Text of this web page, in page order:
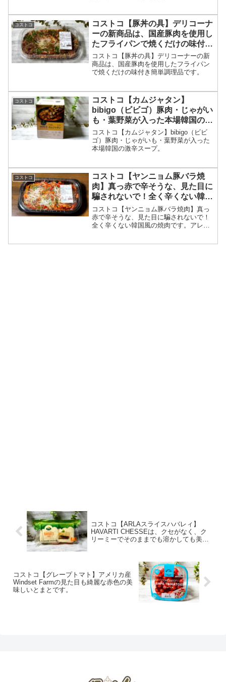
コストコ
コストコ【豚丼の具】デリコーナ
ーの新商品は、国産豚肉を使用し
たフライパンで焼くだけの味付き
簡単調理品です。
コストコ【豚丼の具】デリコーナーの新
商品は、国産豚肉を使用したフライパン
で焼くだけの味付き簡単調理品です。
コストコ
コストコ【カムジャタン】
bibigo（ビビゴ）豚肉・じゃがい
も・葉野菜が入った本場韓国の激
辛スープ。
コストコ【カムジャタン】bibigo（ビビ
ゴ）豚肉・じゃがいも・葉野菜が入った
本場韓国の激辛スープ。
コストコ
コストコ【ヤンニョム豚バラ焼
肉】真っ赤で辛そうな、見た目に
騙されないで！全く辛くない韓国
風の焼肉です。
コストコ【ヤンニョム豚バラ焼肉】真っ
赤で辛そうな、見た目に騙されないで！
全く辛くない韓国風の焼肉です。アレン
コストコ【ARLAスライスハバレィ】
HAVARTI CHESSEは、クセがなく、ク
リーミーでそのままでも溶かしても美味
コストコ【グレープトマト】アメリカ産
Windset Farmの見た目も綺麗な赤色の美
味しいとまとです。